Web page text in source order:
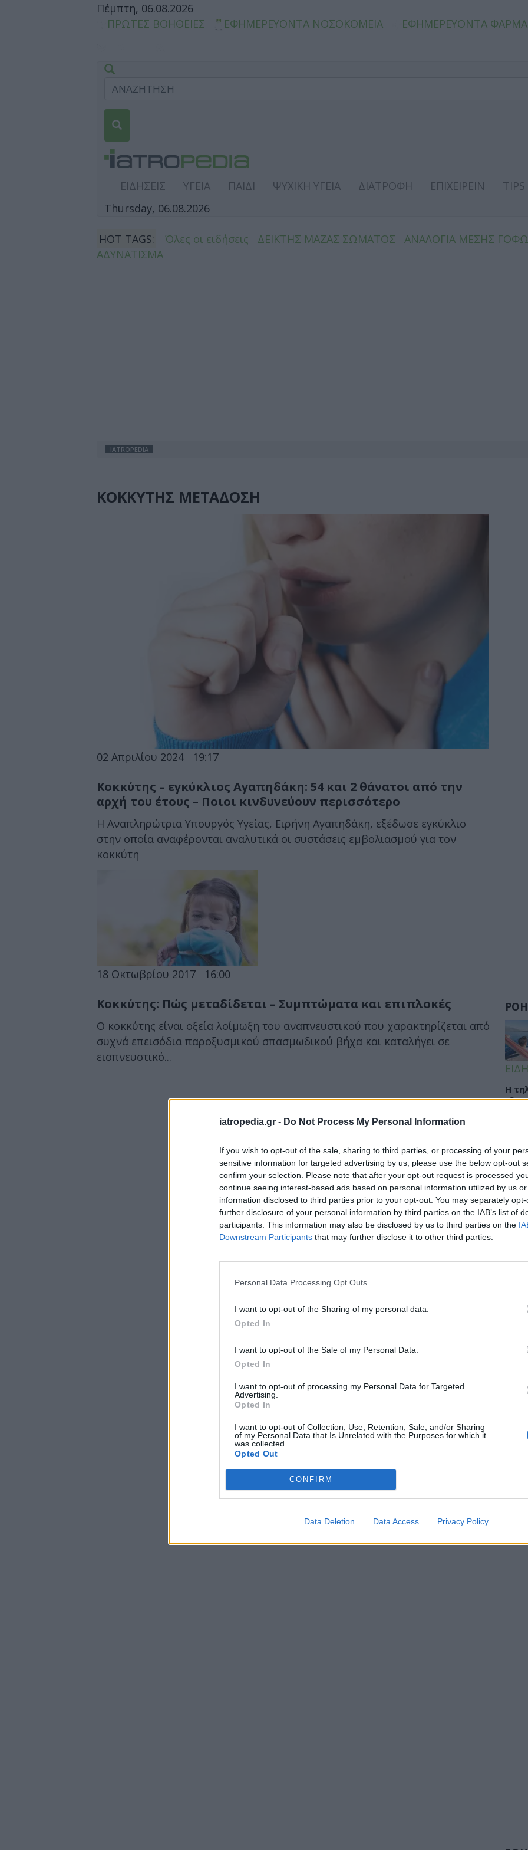
iatropedia.gr - Do Not Process My Personal Information
If you wish to opt-out of the sale, sharing to third parties, or processing of your
sensitive information for targeted advertising by us, please use the below opt-out
confirm your selection. Please note that after your opt-out request is processed
continue seeing interest-based ads based on personal information utilized by us
information disclosed to third parties prior to your opt-out. You may separately
further disclosure of your personal information by third parties on the IAB’s list of
participants. This information may also be disclosed by us to third parties on the
Downstream Participants that may further disclose it to other third parties.
Personal Data Processing Opt Outs
I want to opt-out of the Sharing of my personal data.
Opted In
I want to opt-out of the Sale of my Personal Data.
Opted In
I want to opt-out of processing my Personal Data for Targeted
Advertising.
Opted In
I want to opt-out of Collection, Use, Retention, Sale, and/or Sharing
of my Personal Data that Is Unrelated with the Purposes for which it
was collected.
Opted Out
CONFIRM
Data Deletion Data Access Privacy Policy
Πέμπτη, 06.08.2026
ΠΡΩΤΕΣ ΒΟΗΘΕΙΕΣ
ΕΦΗΜΕΡΕΥΟΝΤΑ ΝΟΣΟΚΟΜΕΙΑ ΕΦΗΜΕΡΕΥΟΝΤΑ
ΕΙΔΗΣΕΙΣ ΥΓΕΙΑ ΠΑΙΔΙ ΨΥΧΙΚΗ ΥΓΕΙΑ ΔΙΑΤΡΟΦΗ ΕΠΙΧΕΙΡΕΙΝ TIPS
Thursday, 06.08.2026
HOT TAGS: Όλες οι ειδήσεις ΔΕΙΚΤΗΣ ΜΑΖΑΣ ΣΩΜΑΤΟΣ
ΑΝΑΛΟΓΙΑ ΜΕΣΗΣ
ΑΔΥΝΑΤΙΣΜΑ
IATROPEDIA
ΚΟΚΚΥΤΗΣ ΜΕΤΑΔΟΣΗ
02 Απριλίου 2024 19:17
Κοκκύτης – εγκύκλιος Αγαπηδάκη: 54 και 2 θάνατοι από την
αρχή του έτους – Ποιοι κινδυνεύουν περισσότερο
Η Αναπληρώτρια Υπουργός Υγείας, Ειρήνη Αγαπηδάκη, εξέδωσε εγκύκλιο
στην οποία αναφέρονται αναλυτικά οι συστάσεις εμβολιασμού για τον
κοκκύτη
18 Οκτωβρίου 2017 16:00
Κοκκύτης: Πώς μεταδίδεται – Συμπτώματα και επιπλοκές
Ο κοκκύτης είναι οξεία λοίμωξη του αναπνευστικού που χαρακτηρίζεται από
συχνά επεισόδια παροξυσμικού σπασμωδικού βήχα και καταλήγει σε
εισπνευστικό...
Η